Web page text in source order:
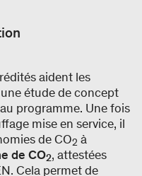
aident les
étude de concept
programme. Une fois
mise en service, il
de CO2 à
de CO2, attestées
Cela permet de